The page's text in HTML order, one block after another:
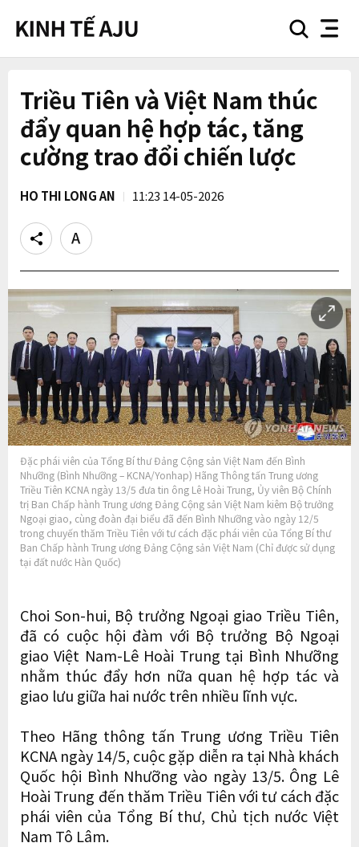
searchnav
Triều Tiên và Việt Nam thúc
đẩy quan hệ hợp tác, tăng
cường trao đổi chiến lược
HO THI LONG AN 11:23 14-05-2026
Share
Text
size
Đặc phái viên của Tổng Bí thư Đảng Cộng sản Việt Nam đến Bình
Nhưỡng (Bình Nhưỡng – KCNA/Yonhap) Hãng Thông tấn Trung ương
Triều Tiên KCNA ngày 13/5 đưa tin ông Lê Hoài Trung, Ủy viên Bộ Chính
trị Ban Chấp hành Trung ương Đảng Cộng sản Việt Nam kiêm Bộ trưởng
Ngoại giao, cùng đoàn đại biểu đã đến Bình Nhưỡng vào ngày 12/5
trong chuyến thăm Triều Tiên với tư cách đặc phái viên của Tổng Bí thư
Ban Chấp hành Trung ương Đảng Cộng sản Việt Nam (Chỉ được sử dụng
tại đất nước Hàn Quốc)
Choi Son-hui, Bộ trưởng Ngoại giao Triều Tiên,
đã có cuộc hội đàm với Bộ trưởng Bộ Ngoại
giao Việt Nam-Lê Hoài Trung tại Bình Nhưỡng
nhằm thúc đẩy hơn nữa quan hệ hợp tác và
giao lưu giữa hai nước trên nhiều lĩnh vực.
Theo Hãng thông tấn Trung ương Triều Tiên
KCNA ngày 14/5, cuộc gặp diễn ra tại Nhà khách
Quốc hội Bình Nhưỡng vào ngày 13/5. Ông Lê
Hoài Trung đến thăm Triều Tiên với tư cách đặc
phái viên của Tổng Bí thư, Chủ tịch nước Việt
Nam Tô Lâm.